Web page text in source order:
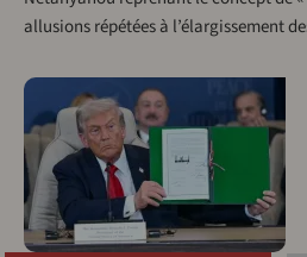
allusions répétées à l’élargissement